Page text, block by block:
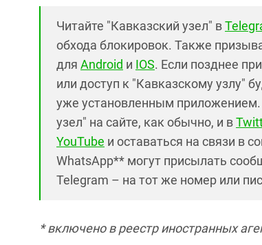
Читайте "Кавказский узел" в
обхода блокировок. Также
для Android и IOS. Если позднее
или доступ к "Кавказскому узлу"
уже установленным
узел" на сайте, как обычно, и в
YouTube и оставаться на связи в
WhatsApp** могут присылать
Telegram – на тот же номер или
* включено в реестр иностранных